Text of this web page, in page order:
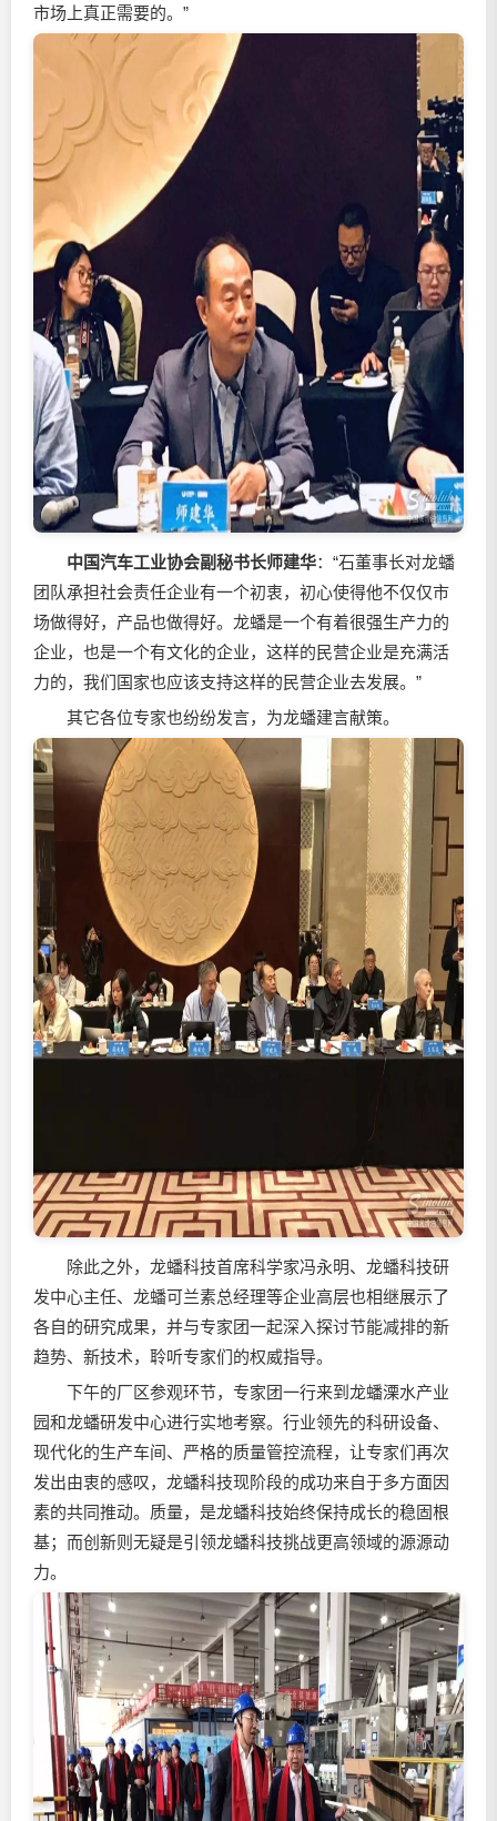
市场上真正需要的。”
中国汽车工业协会副秘书长师建华：“石董事长对龙蟠
团队承担社会责任企业有一个初衷，初心使得他不仅仅市
场做得好，产品也做得好。龙蟠是一个有着很强生产力的
企业，也是一个有文化的企业，这样的民营企业是充满活
力的，我们国家也应该支持这样的民营企业去发展。”
其它各位专家也纷纷发言，为龙蟠建言献策。
除此之外，龙蟠科技首席科学家冯永明、龙蟠科技研
发中心主任、龙蟠可兰素总经理等企业高层也相继展示了
各自的研究成果，并与专家团一起深入探讨节能减排的新
趋势、新技术，聆听专家们的权威指导。
下午的厂区参观环节，专家团一行来到龙蟠溧水产业
园和龙蟠研发中心进行实地考察。行业领先的科研设备、
现代化的生产车间、严格的质量管控流程，让专家们再次
发出由衷的感叹，龙蟠科技现阶段的成功来自于多方面因
素的共同推动。质量，是龙蟠科技始终保持成长的稳固根
基；而创新则无疑是引领龙蟠科技挑战更高领域的源源动
力。